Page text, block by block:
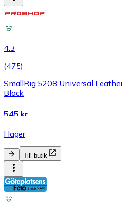
4.3
(475)
SmallRig 5208 Universal
Black
545 kr
I lager
Till butik